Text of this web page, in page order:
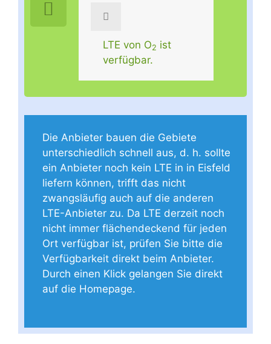
LTE von O2 ist
verfügbar.
Die Anbieter bauen die Gebiete
unterschiedlich schnell aus, d. h. sollte
ein Anbieter noch kein LTE in in Eisfeld
liefern können, trifft das nicht
zwangsläufig auch auf die anderen
LTE-Anbieter zu. Da LTE derzeit noch
nicht immer flächendeckend für jeden
Ort verfügbar ist, prüfen Sie bitte die
Verfügbarkeit direkt beim Anbieter.
Durch einen Klick gelangen Sie direkt
auf die Homepage.